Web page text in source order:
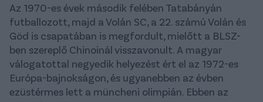
Az 1970-es évek második felében Tatabányán
futballozott, majd a Volán SC, a 22. számú Volán és
Göd is csapatában is megfordult, mielőtt a BLSZ-
ben szereplő Chinoinál visszavonult. A magyar
válogatottal negyedik helyezést ért el az 1972-es
Európa-bajnokságon, és ugyanebben az évben
ezüstérmes lett a müncheni olimpián. Ebben az